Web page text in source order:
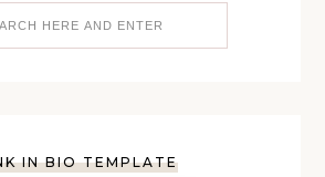
IN BIO TEMPLATE